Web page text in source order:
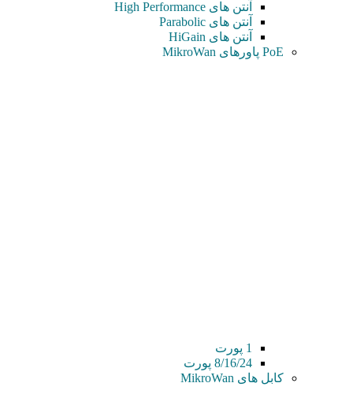
آنتن های High Performance
آنتن های Parabolic
آنتن های HiGain
PoE پاورهای MikroWan
1 پورت
8/16/24 پورت
کابل های MikroWan